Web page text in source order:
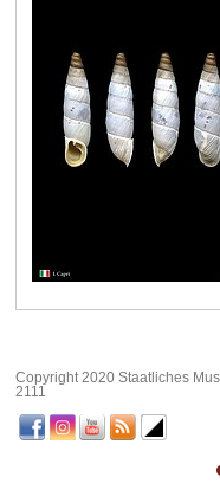
Copyright 2020 Staatliches
2111